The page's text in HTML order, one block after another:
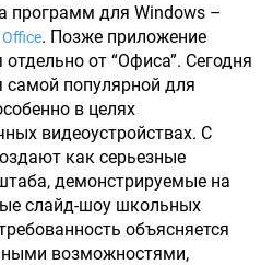
программ для Windows –
. Позже приложение
от “Офиса”. Сегодня
самой популярной для
в целях
видеоустройствах. С
как серьезные
демонстрируемые на
слайд-шоу школьных
объясняется
возможностями,